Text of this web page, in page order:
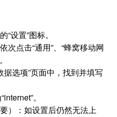
“设置”图标。
次点击“通用”、“蜂窝移动网
据选项”页面中，找到并填写
。
）：如设置后仍然无法上